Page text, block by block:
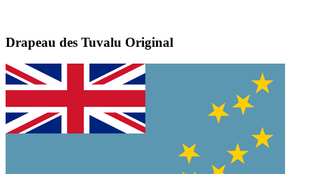
Drapeau des Tuvalu Original